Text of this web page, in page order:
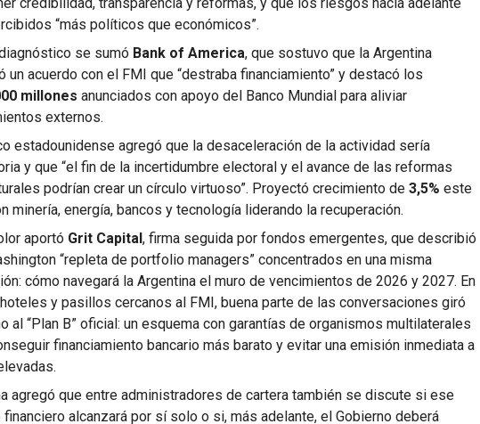
“más políticos que económicos”.
se sumó Bank of America, que sostuvo que la Argentina
un acuerdo con el FMI que “destraba financiamiento” y destacó los
millones anunciados con apoyo del Banco Mundial para aliviar
externos.
estadounidense agregó que la desaceleración de la actividad sería
y que “el fin de la incertidumbre electoral y el avance de las reformas
podrían crear un círculo virtuoso”. Proyectó crecimiento de3,5% este
minería, energía, bancos y tecnología liderando la recuperación.
aportó Grit Capital, firma seguida por fondos emergentes, que describió
“repleta de portfolio managers” concentrados en una misma
cómo navegará la Argentina el muro de vencimientos de 2026 y 2027. En
y pasillos cercanos al FMI, buena parte de las conversaciones giró
al “Plan B” oficial: un esquema con garantías de organismos multilaterales
financiamiento bancario más barato y evitar una emisión inmediata a
agregó que entre administradores de cartera también se discute si ese
financiero alcanzará por sí solo o si, más adelante, el Gobierno deberá